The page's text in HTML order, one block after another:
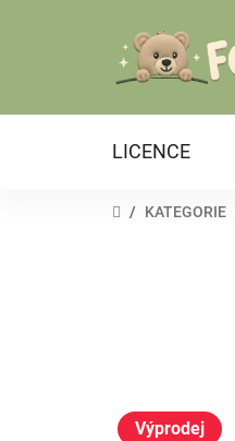
LICENCE
DOMŮ
/ KATEGORIE
Výprodej